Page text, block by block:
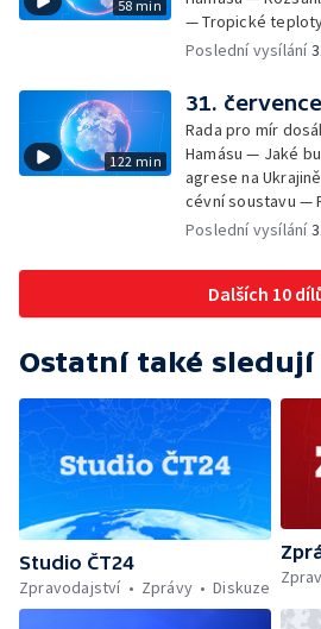
58 min
— Tropické
Poslední vysílání
122 min
31.
Rada pro mír
Hamásu — Jaké
agrese na
cévní soustavu —
dohody o
začíná výplata
teploty zatěžují i
Poslední vysílání
Dalších 10
Ostatní také sledují
Studio ČT24
Zpravodajství
Zprávy Diskuze